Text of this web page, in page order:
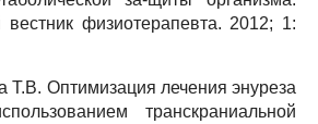
физиотерапевта. 2012; 1:
Т.В. Оптимизация лечения энуреза
транскраниальной